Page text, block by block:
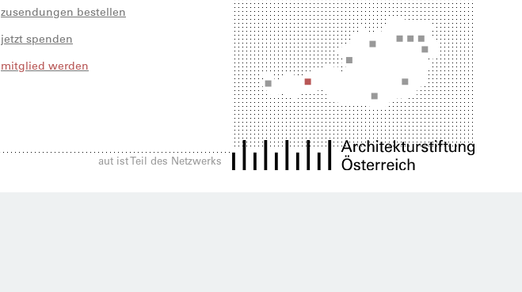
zusendungen bestellen
jetzt spenden
mitglied werden
aut ist Teil des Netzwerks